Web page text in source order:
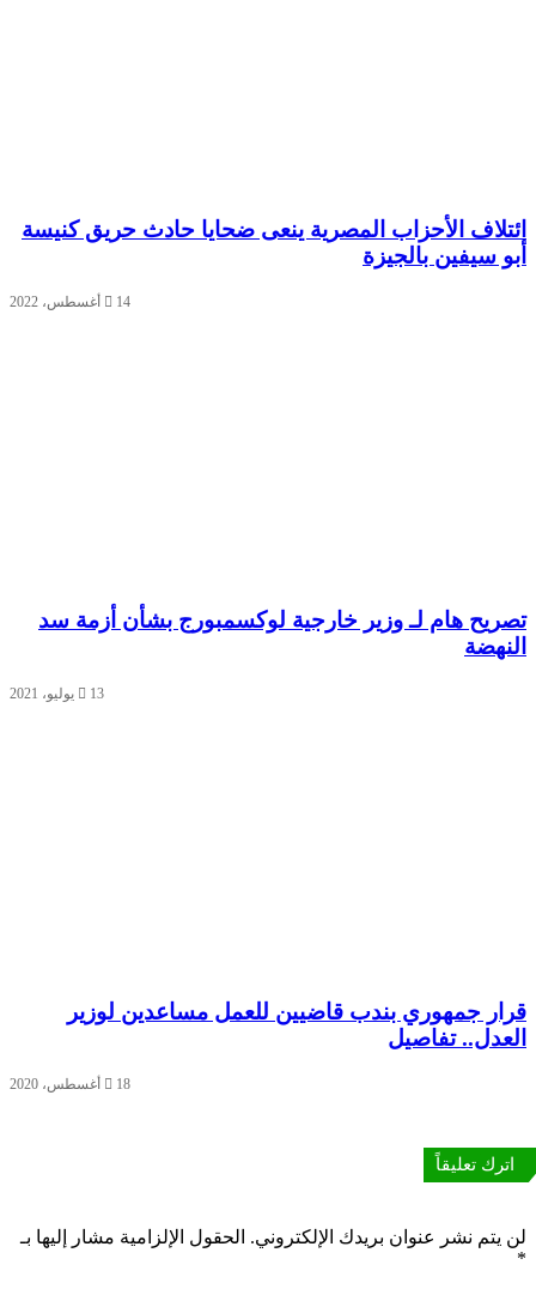
الأحزاب المصرية ينعى ضحايا حادث حريق كنيسة
سيفين بالجيزة
هام لـ وزير خارجية لوكسمبورج بشأن أزمة سد
جمهوري بندب قاضيين للعمل مساعدين لوزير
تفاصيل
اترك تعليقاً
يتم نشر عنوان بريدك الإلكتروني. الحقول الإلزامية مشار إليها بـ